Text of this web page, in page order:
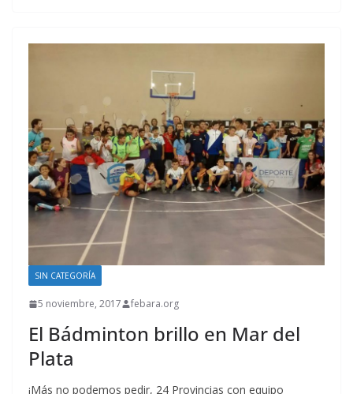
SIN CATEGORÍA
5 noviembre, 2017 febara.org
El Bádminton brillo en Mar del
Plata
¡Más no podemos pedir, 24 Provincias con equipo